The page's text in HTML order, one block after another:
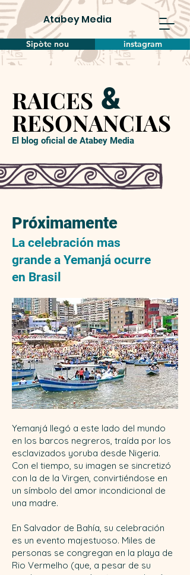
Atabey Media
Sipòte nou instagram
RAICES
RESONANCIAS
RAICES
RESONANCIAS
El blog oficial de Atabey Media
&
Próximamente
La celebración mas
grande a Yemanjá ocurre
en Brasil
Yemanjá llegó a este lado del mundo
en los barcos negreros, traída por los
esclavizados yoruba desde Nigeria.
Con el tiempo, su imagen se sincretizó
con la de la Virgen, convirtiéndose en
un símbolo del amor incondicional de
una madre.
En Salvador de Bahía, su celebración
es un evento majestuoso. Miles de
personas se congregan en la playa de
Rio Vermelho (que, a pesar de su